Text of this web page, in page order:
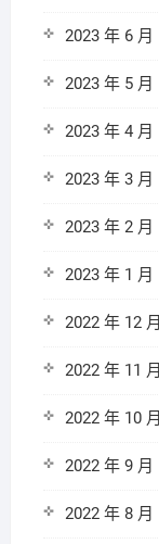
2023 年 6 月
2023 年 5 月
2023 年 4 月
2023 年 3 月
2023 年 2 月
2023 年 1 月
2022 年 12 月
2022 年 11 月
2022 年 10 月
2022 年 9 月
2022 年 8 月